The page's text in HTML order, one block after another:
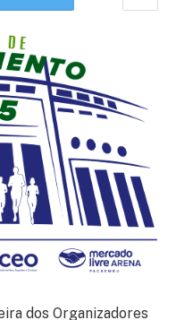
dos Organizadores